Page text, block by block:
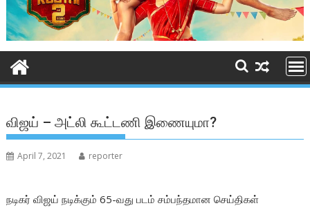
விஜய் – அட்லி கூட்டணி இணையுமா?
April 7, 2021 reporter
நடிகர் விஜய் நடிக்கும் 65-வது படம் சம்பந்தமான செய்திகள்